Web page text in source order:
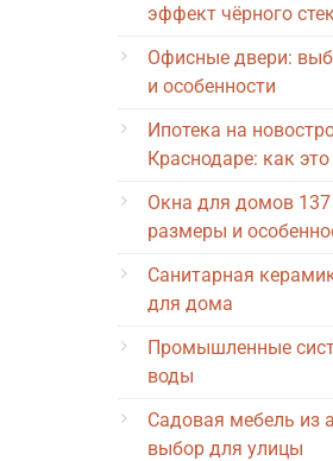
эффект чёрного
Офисные двери:
и особенности
Ипотека на
Краснодаре: как
Окна для домов 137
размеры и
Санитарная
для дома
Промышленные
воды
Садовая мебель из
выбор для улицы